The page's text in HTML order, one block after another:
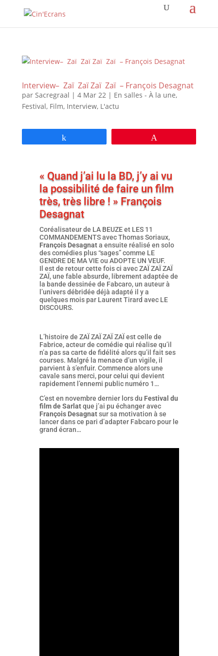
Interview– Zaï Zaï Zaï Zaï – François Desagnat
par Sacregraal | 4 Mar 22| En salles - À la une,
Festival, Film, Interview, L'actu
« Quand j’ai lu la BD, j’y ai vu
la possibilité de faire un film
très, très libre ! » François
Desagnat
Coréalisateur de LA BEUZE et LES 11
COMMANDEMENTS avec Thomas Soriaux,
François Desagnata ensuite réalisé en solo
des comédies plus “sages” comme LE
GENDRE DE MA VIE ou ADOPTE UN VEUF.
Il est de retour cette fois ci avec ZAÏ ZAÏ ZAÏ
ZAÏ, une fable absurde, librement adaptée de
la bande dessinée de Fabcaro, un auteur à
l’univers débridée déjà adapté il y a
quelques mois par Laurent Tirard avec LE
DISCOURS.
L’histoire de ZAÏ ZAÏ ZAÏ ZAÏ est celle de
Fabrice, acteur de comédie qui réalise qu’il
n’a pas sa carte de fidélité alors qu’il fait ses
courses. Malgré la menace d’un vigile, il
parvient à s’enfuir. Commence alors une
cavale sans merci, pour celui qui devient
rapidement l’ennemi public numéro 1…
C’est en novembre dernier lors du Festival du
film de Sarlatque j’ai pu échanger avec
François Desagnatsur sa motivation à se
lancer dans ce pari d’adapter Fabcaro pour le
grand écran…